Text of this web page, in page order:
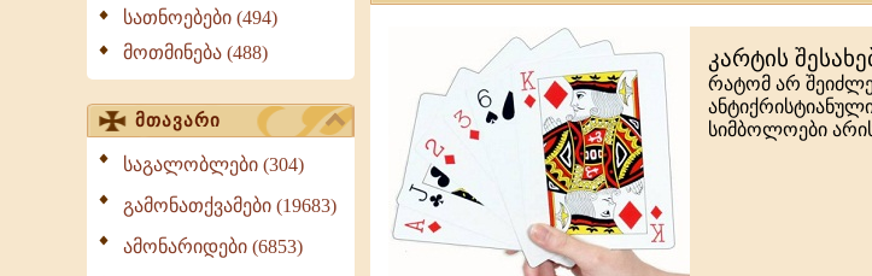
სათნოებები (494)
მოთმინება (488)
მთავარი
საგალობლები (304)
გამონათქვამები (19683)
ამონარიდები (6853)
კარტის
რატომ არ
სიმბოლოები